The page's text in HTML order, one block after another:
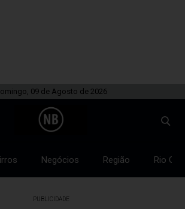
09 de Agosto de 2026
Negócios Região Rio
PUBLICIDADE